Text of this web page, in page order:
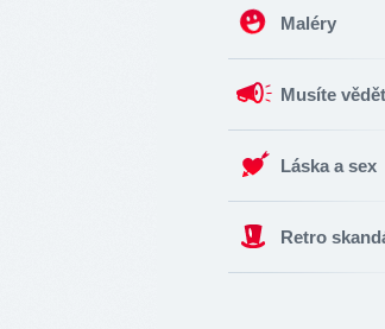
Maléry
Musíte
Láska a sex
Retro